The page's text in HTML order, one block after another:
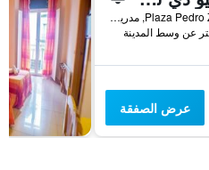
Plaza Pedro Zerolo, 3, مدريد, أسبانيا
عرض الصفقة